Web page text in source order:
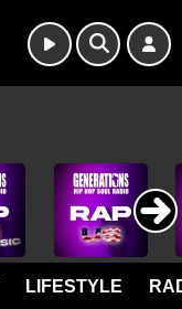
LIFESTYLE